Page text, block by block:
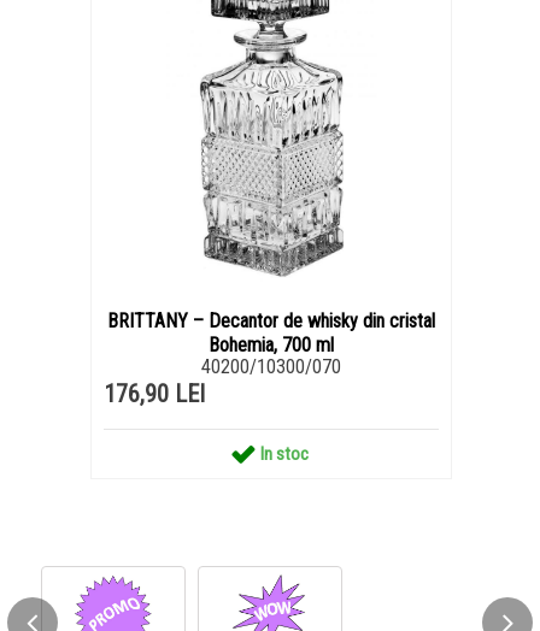
BRITTANY – Decantor de whisky din cristal
Bohemia, 700 ml
40200/10300/070
176,90 LEI
In stoc